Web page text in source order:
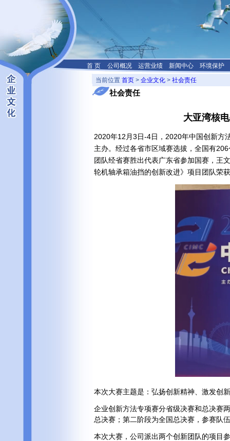
首 页 公司概况 运营业绩 新闻中心
环境保护
当前位置 首页 > 企业文化 > 社会责任
社会责任
大亚湾核
2020年12月3日-4日，2020年中国创新方
主办。经过各省市区域赛选拔，全国有
团队经省赛胜出代表广东省参加国赛，王
轮机轴承箱油挡的创新改进》项目团队荣
本次大赛主题是：弘扬创新精神、激发创
企业创新方法专项赛分省级决赛和总决赛
总决赛；第二阶段为全国总决赛，参赛队
本次大赛，公司派出两个创新团队的项目